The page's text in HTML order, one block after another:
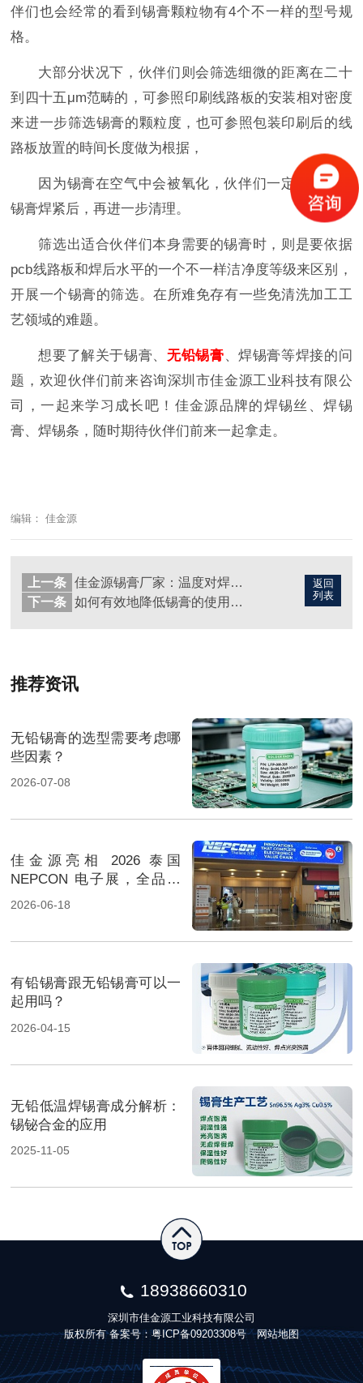
伴们也会经常的看到锡膏颗粒物有4个不一样的型号规
格。
大部分状况下，伙伴们则会筛选细微的距离在二十
到四十五μm范畴的，可参照印刷线路板的安装相对密度
来进一步筛选锡膏的颗粒度，也可参照包装印刷后的线
路板放置的時间长度做为根据，
因为锡膏在空气中会被氧化，伙伴们一定会挑选将
锡膏焊紧后，再进一步清理。
筛选出适合伙伴们本身需要的锡膏时，则是要依据
pcb线路板和焊后水平的一个不一样洁净度等级来区别，
开展一个锡膏的筛选。在所难免存有一些免清洗加工工
艺领域的难题。
想要了解关于锡膏、 无铅锡膏、焊锡膏等焊接的问
题，欢迎伙伴们前来咨询深圳市佳金源工业科技有限公
司，一起来学习成长吧！佳金源品牌的焊锡丝、焊锡
膏、焊锡条，随时期待伙伴们前来一起拿走。
编辑： 佳金源
返回
列表
上一条
佳金源锡膏厂家：温度对焊接的作用？
下一条
如何有效地降低锡膏的使用成本?--佳金源锡膏厂家
推荐资讯
无铅锡膏的选型需要考虑哪
些因素？
2026-07-08
佳金源亮相 2026 泰国
NEPCON 电子展，全品类
焊料重磅展出，高性能锡膏
2026-06-18
有铅锡膏跟无铅锡膏可以一
起用吗？
2026-04-15
无铅低温焊锡膏成分解析：
锡铋合金的应用
2025-11-05
18938660310
深圳市佳金源工业科技有限公司
版权所有 备案号：粤ICP备09203308号 网站地图